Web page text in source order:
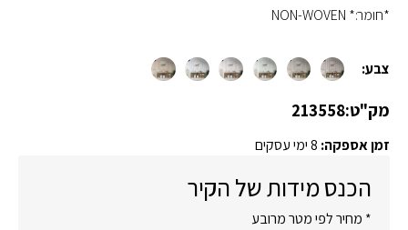
*חומר:* NON-WOVEN
צבע:
מק"ט:213558
זמן אספקה: 8 ימי עסקים
הכנס מידות של הקיר
* מחיר לפי מטר מרובע